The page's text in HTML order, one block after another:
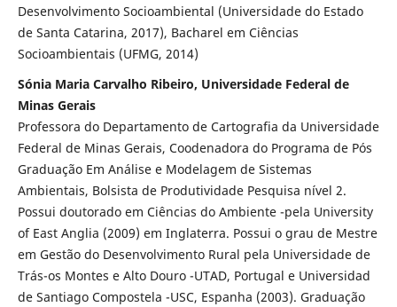
Desenvolvimento Socioambiental (Universidade do Estado
de Santa Catarina, 2017), Bacharel em Ciências
Socioambientais (UFMG, 2014)
Sónia Maria Carvalho Ribeiro, Universidade Federal de
Minas Gerais
Professora do Departamento de Cartografia da Universidade
Federal de Minas Gerais, Coodenadora do Programa de Pós
Graduação Em Análise e Modelagem de Sistemas
Ambientais, Bolsista de Produtividade Pesquisa nível 2.
Possui doutorado em Ciências do Ambiente -pela University
of East Anglia (2009) em Inglaterra. Possui o grau de Mestre
em Gestão do Desenvolvimento Rural pela Universidade de
Trás-os Montes e Alto Douro -UTAD, Portugal e Universidad
de Santiago Compostela -USC, Espanha (2003). Graduação